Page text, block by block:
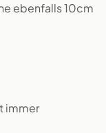
ebenfalls 10cm
immer